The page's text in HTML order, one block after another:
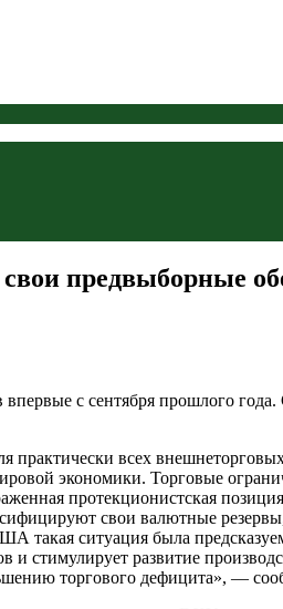
свои предвыборные
с сентября прошлого года.
всех
экономики. Торговые
протекционистская
свои валютные
такая ситуация была
стимулирует развитие
торгового дефицита», —